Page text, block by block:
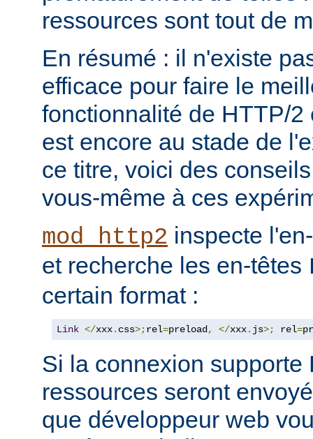
ressources sont tout de
En résumé : il n'existe
efficace pour faire le
fonctionnalité de HTTP/2
est encore au stade de
ce titre, voici des
vous-même à ces
mod_http2 inspecte
et recherche les en-têtes
certain format :
Link </xxx. css>;rel=preload, </xxx. js>; rel=
Si la connexion supporte
ressources seront
que développeur web